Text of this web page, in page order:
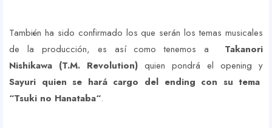
También ha sido confirmado los que serán los temas musicales
de la producción, es así como tenemos a Takanori
Nishikawa (T.M. Revolution) quien pondrá el opening y
Sayuri quien se hará cargo del ending con su tema
“Tsuki no Hanataba“.